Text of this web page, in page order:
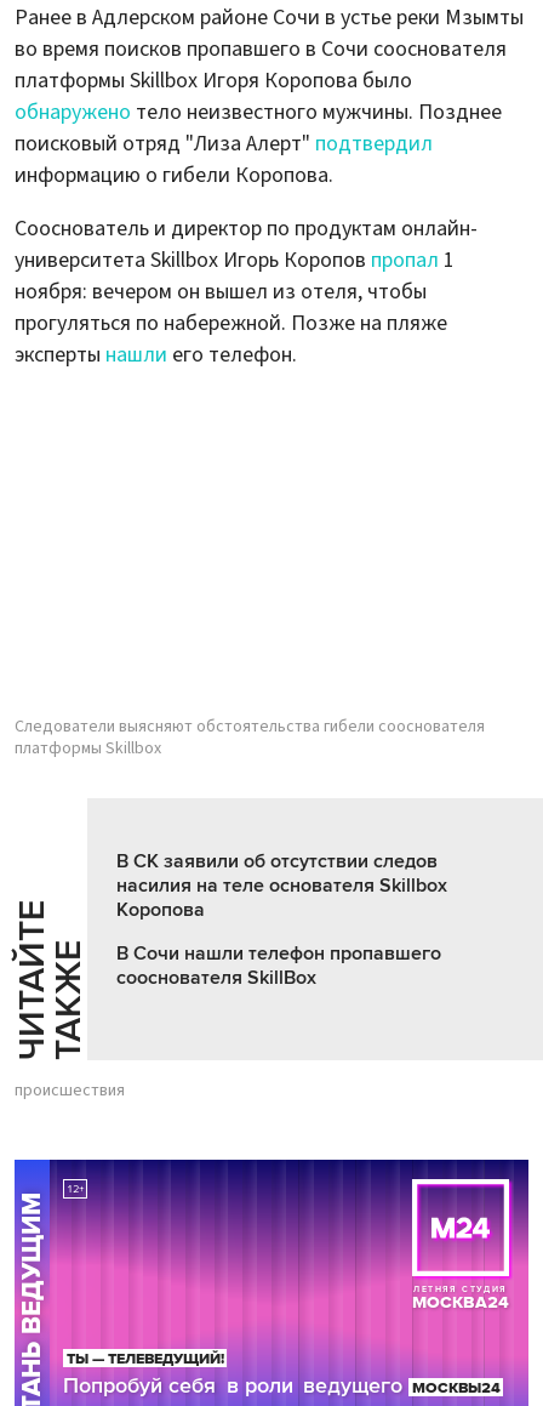
Ранее в Адлерском районе Сочи в устье реки Мзымты
во время поисков пропавшего в Сочи сооснователя
платформы Skillbox Игоря Коропова было
обнаружено тело неизвестного мужчины. Позднее
поисковый отряд "Лиза Алерт" подтвердил
информацию о гибели Коропова.
Сооснователь и директор по продуктам онлайн-
университета Skillbox Игорь Коропов пропал 1
ноября: вечером он вышел из отеля, чтобы
прогуляться по набережной. Позже на пляже
эксперты нашли его телефон.
Следователи выясняют обстоятельства гибели сооснователя
платформы Skillbox
Ч
И
Т
АЙ
Т
Е
Т
А
К
ЖЕ
В СК заявили об отсутствии следов
насилия на теле основателя Skillbox
Коропова
В Сочи нашли телефон пропавшего
сооснователя SkillBox
происшествия